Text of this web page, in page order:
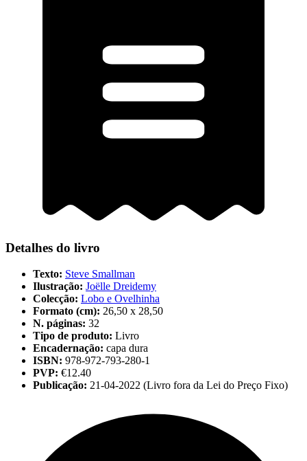
Detalhes do livro
Texto: Steve Smallman
Ilustração: Joëlle Dreidemy
Colecção: Lobo e Ovelhinha
Formato (cm): 26,50 x 28,50
N. páginas: 32
Tipo de produto: Livro
Encadernação: capa dura
ISBN: 978-972-793-280-1
PVP: €12.40
Publicação: 21-04-2022 (Livro fora da Lei do Preço Fixo)